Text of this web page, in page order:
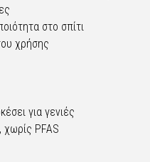
στο σπίτι
χρήσης
για γενιές
χωρίς PFAS